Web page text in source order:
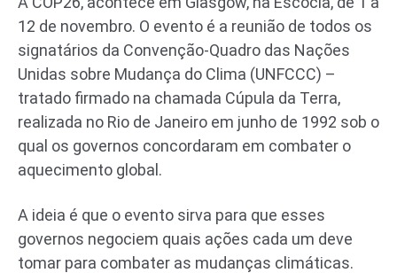
12 de novembro. O evento é a reunião de todos os
signatários da Convenção-Quadro das Nações
Unidas sobre Mudança do Clima (UNFCCC) –
tratado firmado na chamada Cúpula da Terra,
realizada no Rio de Janeiro em junho de 1992 sob o
qual os governos concordaram em combater o
aquecimento global.
A ideia é que o evento sirva para que esses
governos negociem quais ações cada um deve
tomar para combater as mudanças climáticas.